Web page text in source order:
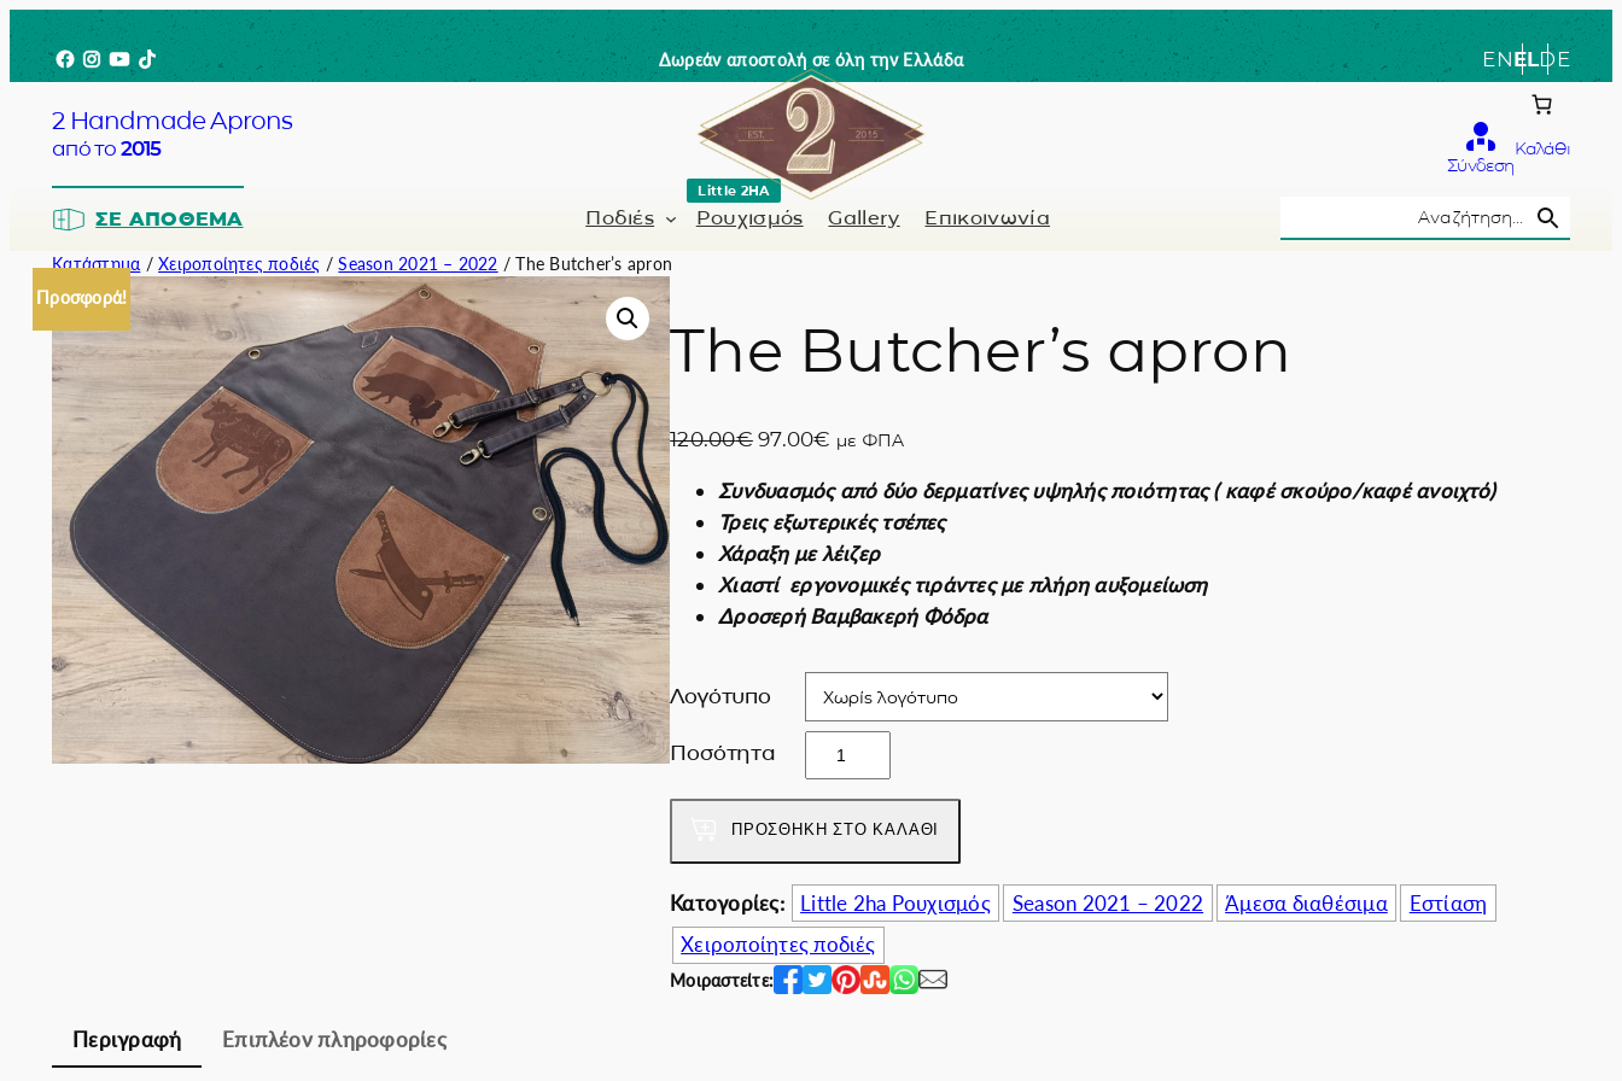
Μετάβαση
στο
περιεχόμενο
Facebook
Instagram
YouTube
TikTok Δωρεάν αποστολή σε όλη την Ελλάδα ENELDE
2 Handmade Aprons
από το 2015
Σύνδεση
Καλάθι
ΣΕ ΑΠΌΘΕΜΑ Ποδιές
Barista
Bartender / Barman
Σερβιτόρος
Σεφ
Σομελιέ
Κουρέας-Κομμωτής Γνήσιο δέρμα
Coffee Lovers
Ρουχισμός
Little 2HA
Gallery Επικοινωνία
Κατάστημα /Χειροποίητες ποδιές /Season 2021 – 2022 / The Butcher’s apron
Προσφορά!
The Butcher’s apron
120.00€ O
i
g
i
n
a
p
i
s
:
1
97.00€ Η
ρ
έ
χ
ο
υ
α
τ
μ
ν
α
ι
με ΦΠΑ
Συνδυασμός από δύο δερματίνες υψηλής ποιότητας ( καφέ σκούρο/καφέ ανοιχτό)
Τρεις εξωτερικές τσέπες
Χάραξη με λέιζερ
Χιαστί εργονομικές τιράντες με πλήρη αυξομείωση
Δροσερή Βαμβακερή Φόδρα
Λογότυπο
Ποσότητα
h
e
B
u
t
c
h
e
ΠΡΟΣΘΉΚΗ ΣΤΟ ΚΑΛΆΘΙ
Κατογορίες: Little 2ha Ρουχισμός Season 2021 – 2022 Άμεσα διαθέσιμα
Εστίαση
Χειροποίητες ποδιές
Μοιραστείτε:
Περιγραφή Επιπλέον πληροφορίες